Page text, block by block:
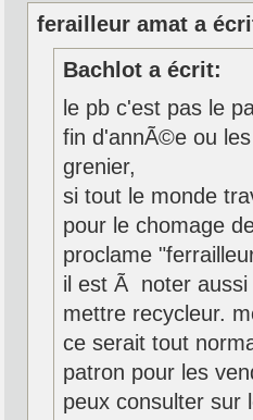
ferailleur amat a
Bachlot a écrit:
le pb c'est pas le
fin d'annÃ©e ou
grenier,
si tout le monde
pour le chomage
proclame
il est Ã noter
mettre recycleur.
ce serait tout
patron pour les
peux consulter sur